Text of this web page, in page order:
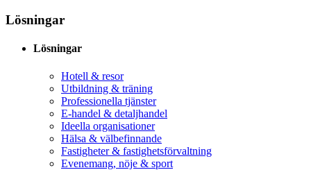
Lösningar
Lösningar
Hotell & resor
Utbildning & träning
Professionella tjänster
E-handel & detaljhandel
Ideella organisationer
Hälsa & välbefinnande
Fastigheter & fastighetsförvaltning
Evenemang, nöje & sport